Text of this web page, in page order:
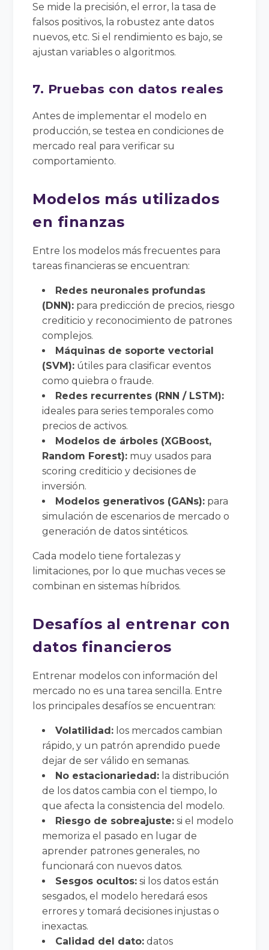
Se mide la precisión, el error, la tasa de
falsos positivos, la robustez ante datos
nuevos, etc. Si el rendimiento es bajo, se
ajustan variables o algoritmos.
7. Pruebas con datos reales
Antes de implementar el modelo en
producción, se testea en condiciones de
mercado real para verificar su
comportamiento.
Modelos más utilizados
en finanzas
Entre los modelos más frecuentes para
tareas financieras se encuentran:
Redes neuronales profundas
(DNN): para predicción de precios, riesgo
crediticio y reconocimiento de patrones
complejos.
Máquinas de soporte vectorial
(SVM): útiles para clasificar eventos
como quiebra o fraude.
Redes recurrentes (RNN / LSTM):
ideales para series temporales como
precios de activos.
Modelos de árboles (XGBoost,
Random Forest): muy usados para
scoring crediticio y decisiones de
inversión.
Modelos generativos (GANs): para
simulación de escenarios de mercado o
generación de datos sintéticos.
Cada modelo tiene fortalezas y
limitaciones, por lo que muchas veces se
combinan en sistemas híbridos.
Desafíos al entrenar con
datos financieros
Entrenar modelos con información del
mercado no es una tarea sencilla. Entre
los principales desafíos se encuentran:
Volatilidad: los mercados cambian
rápido, y un patrón aprendido puede
dejar de ser válido en semanas.
No estacionariedad: la distribución
de los datos cambia con el tiempo, lo
que afecta la consistencia del modelo.
Riesgo de sobreajuste: si el modelo
memoriza el pasado en lugar de
aprender patrones generales, no
funcionará con nuevos datos.
Sesgos ocultos: si los datos están
sesgados, el modelo heredará esos
errores y tomará decisiones injustas o
inexactas.
Calidad del dato: datos